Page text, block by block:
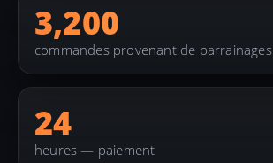
3,200
commandes provenant de parrainages
24
heures — paiement